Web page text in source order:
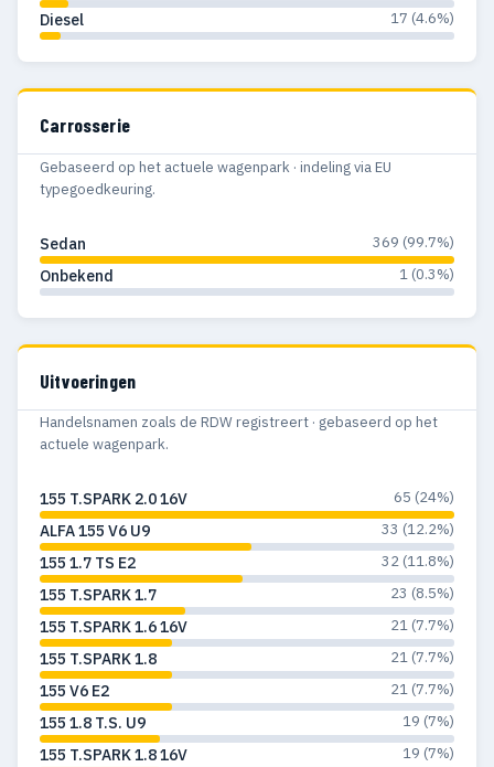
Diesel 17 (4.6%)
Carrosserie
Gebaseerd op het actuele wagenpark · indeling via EU
typegoedkeuring.
Sedan 369 (99.7%)
Onbekend 1 (0.3%)
Uitvoeringen
Handelsnamen zoals de RDW registreert · gebaseerd op het
actuele wagenpark.
155 T.SPARK 2.0 16V 65 (24%)
ALFA 155 V6 U9 33 (12.2%)
155 1.7 TS E2 32 (11.8%)
155 T.SPARK 1.7 23 (8.5%)
155 T.SPARK 1.6 16V 21 (7.7%)
155 T.SPARK 1.8 21 (7.7%)
155 V6 E2 21 (7.7%)
155 1.8 T.S. U9 19 (7%)
155 T.SPARK 1.8 16V 19 (7%)